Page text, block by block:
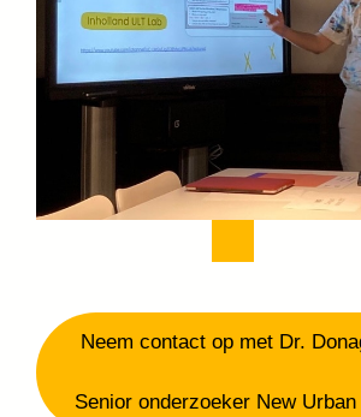
Neem contact op met Dr.
Senior onderzoeker New Urban